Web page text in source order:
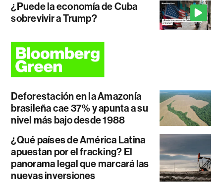
¿Puede la economía de Cuba
sobrevivir a Trump?
Deforestación en la Amazonía
brasileña cae 37% y apunta a su
nivel más bajo desde 1988
¿Qué países de América Latina
apuestan por el fracking? El
panorama legal que marcará las
nuevas inversiones